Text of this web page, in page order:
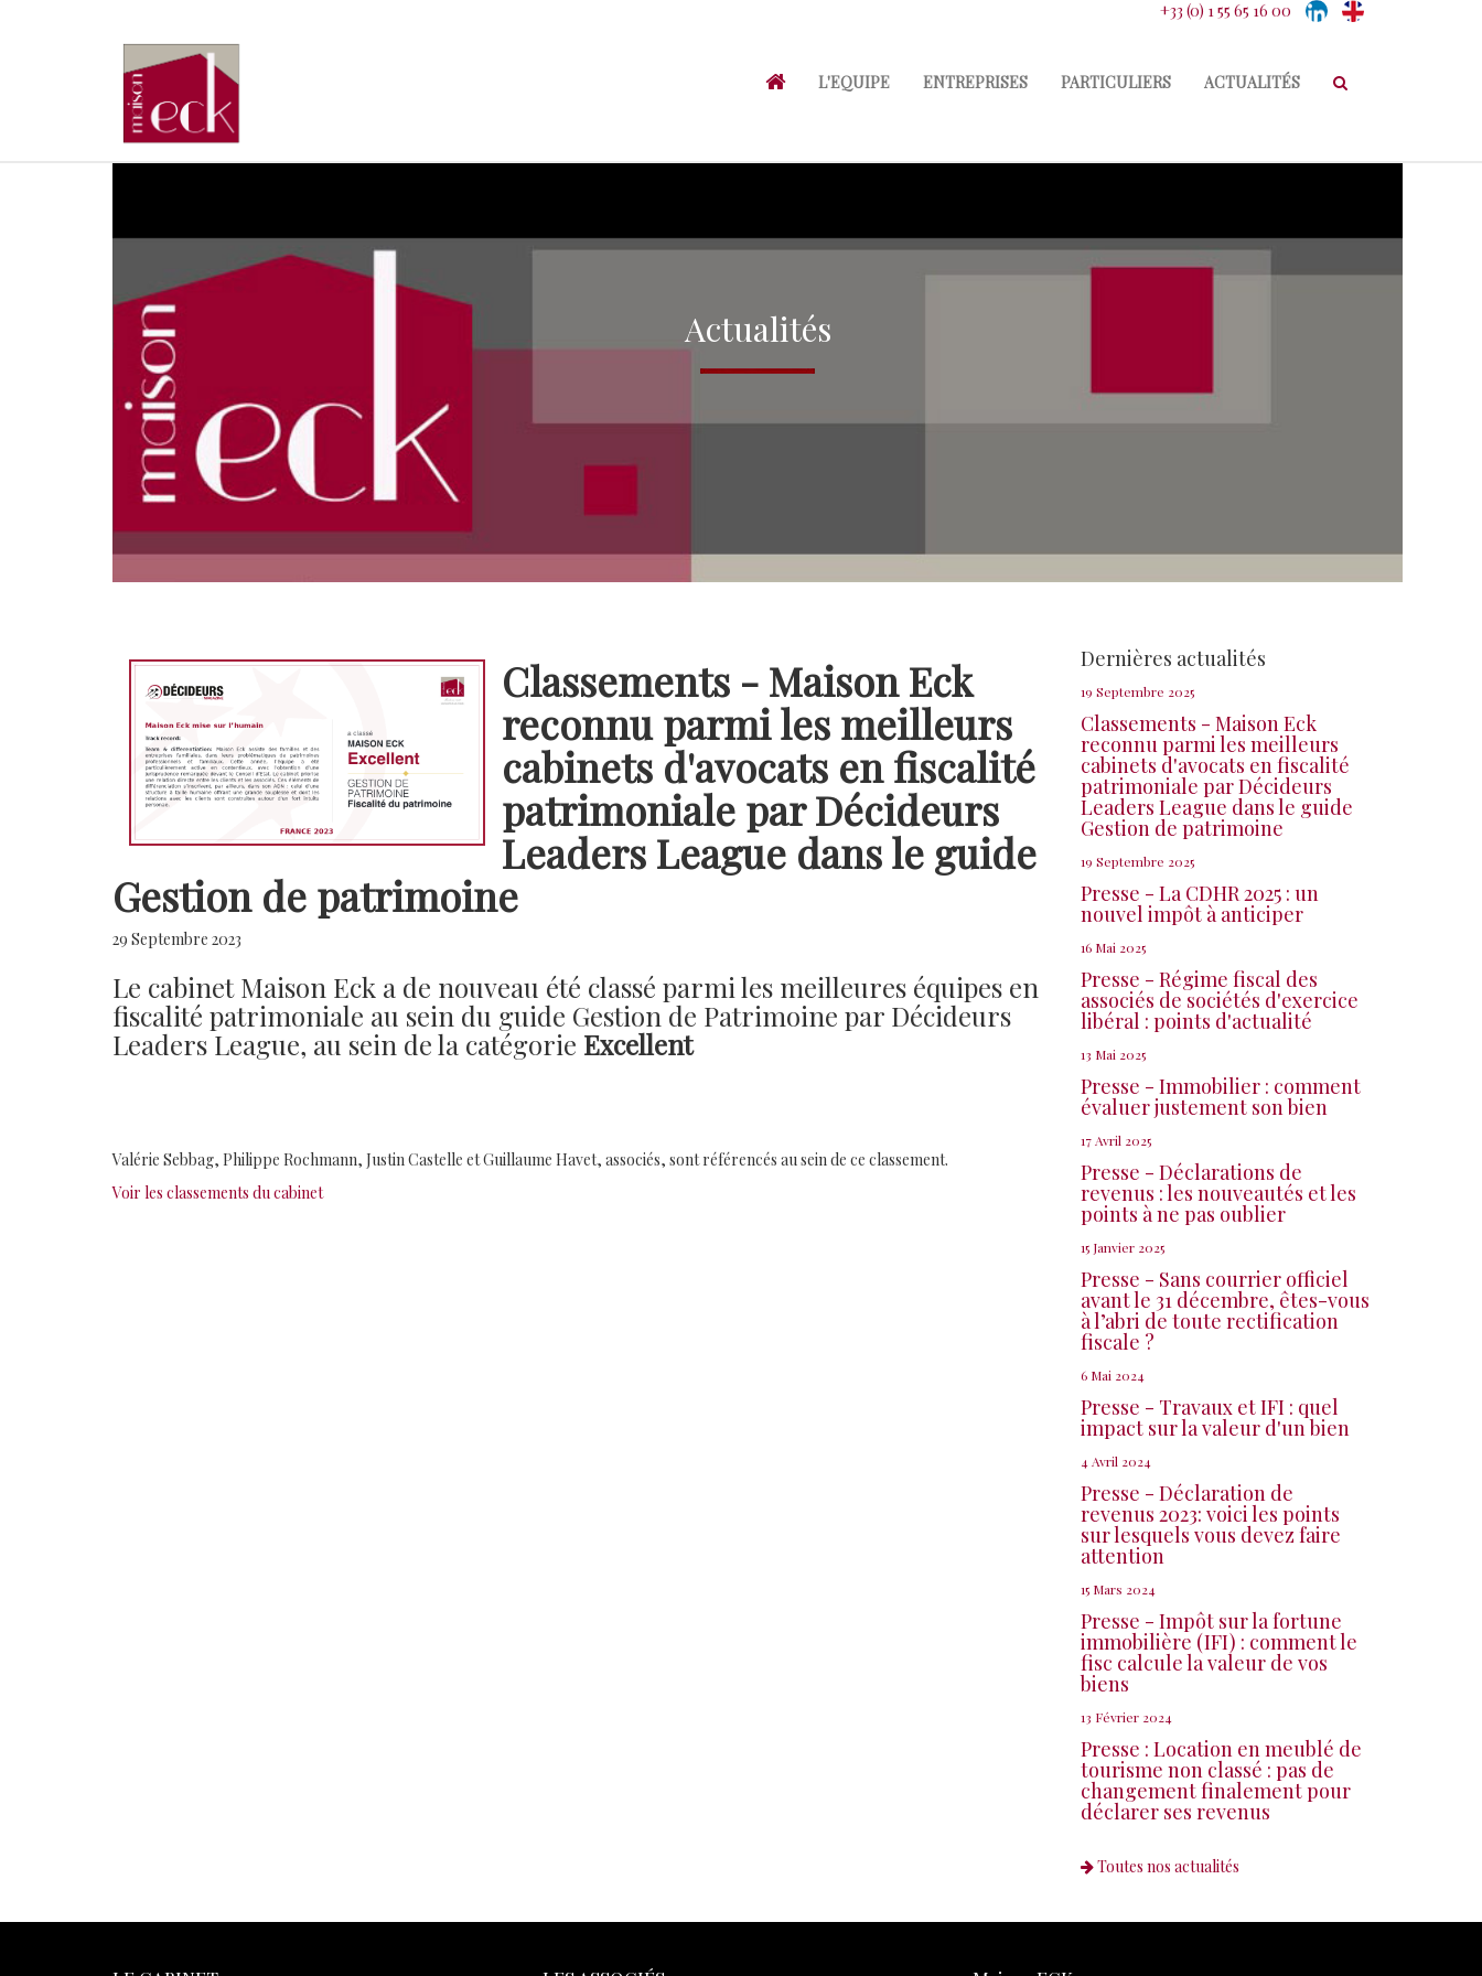
+33 (0) 1 55 65 16 00
L'EQUIPE ENTREPRISES PARTICULIERS ACTUALITÉS
Actualités
Classements - Maison Eck
reconnu parmi les meilleurs
cabinets d'avocats en fiscalité
patrimoniale par Décideurs
Leaders League dans le guide
Gestion de patrimoine
29 Septembre 2023
Le cabinet Maison Eck a de nouveau été classé parmi les meilleures équipes en
fiscalité patrimoniale au sein du guide Gestion de Patrimoine par Décideurs
Leaders League, au sein de la catégorie Excellent
Valérie Sebbag, Philippe Rochmann, Justin Castelle et Guillaume Havet, associés, sont référencés au sein de ce classement.
Voir les classements du cabinet
Dernières actualités
19 Septembre 2025
Classements - Maison Eck
reconnu parmi les meilleurs
cabinets d'avocats en fiscalité
patrimoniale par Décideurs
Leaders League dans le guide
Gestion de patrimoine
19 Septembre 2025
Presse - La CDHR 2025 : un
nouvel impôt à anticiper
16 Mai 2025
Presse - Régime fiscal des
associés de sociétés d'exercice
libéral : points d'actualité
13 Mai 2025
Presse - Immobilier : comment
évaluer justement son bien
17 Avril 2025
Presse - Déclarations de
revenus : les nouveautés et les
points à ne pas oublier
15 Janvier 2025
Presse - Sans courrier officiel
avant le 31 décembre, êtes-vous
à l’abri de toute rectification
fiscale ?
6 Mai 2024
Presse - Travaux et IFI : quel
impact sur la valeur d'un bien
4 Avril 2024
Presse - Déclaration de
revenus 2023: voici les points
sur lesquels vous devez faire
attention
15 Mars 2024
Presse - Impôt sur la fortune
immobilière (IFI) : comment le
fisc calcule la valeur de vos
biens
13 Février 2024
Presse : Location en meublé de
tourisme non classé : pas de
changement finalement pour
déclarer ses revenus
Toutes nos actualités